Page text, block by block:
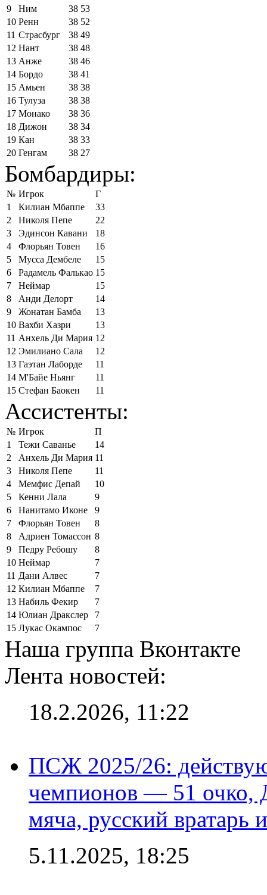
9
Ним 38 53
10 Ренн 38 52
11 Страсбург 38 49
12 Нант 38 48
13 Анже 38 46
14 Бордо 38 41
15 Амьен 38 38
16 Тулуза 38 38
17 Монако 38 36
18 Дижон 38 34
19 Кан 38 33
20 Генгам 38 27
Бомбардиры:
№ Игрок
Г
1
Килиан Мбаппе
33
2
Николя Пепе
22
3
Эдинсон Кавани
18
4
Флорьян Товен
16
5
Мусса Дембеле
15
6
Радамель Фалькао 15
7
Неймар
15
8
Анди Делорт
14
9
Жонатан Бамба
13
10 Вахби Хазри
13
11 Анхель Ди Мария 12
12 Эмилиано Сала
12
13 Гаэтан Лаборде
11
14 М'Байе Ньянг
11
15 Стефан Баокен 11
Ассистенты:
№ Игрок
П
1
Тежи Саванье
14
2
Анхель Ди Мария 11
3
Николя Пепе
11
4
Мемфис Депай
10
5
Кенни Лала
9
6
Нанитамо Иконе
9
7
Флорьян Товен
8
8
Адриен Томассон 8
9
Педру Ребошу
8
10 Неймар
7
11 Дани Алвес
7
12 Килиан Мбаппе
7
13 Набиль Фекир
7
14 Юлиан Дракслер
7
15 Лукас Окампос 7
Наша группа Вконтакте
Лента новостей:
18.2.2026, 11:22
ПСЖ 2025/26:
чемпионов — 51 очко,
мяча, русский вратарь
5.11.2025, 18:25